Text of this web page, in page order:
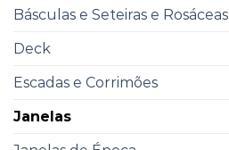
Básculas e Seteiras e Rosáceas
Deck
Escadas e Corrimões
Janelas